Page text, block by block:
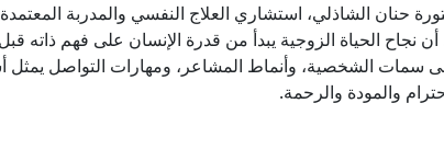
حنان الشاذلي، استشاري العلاج النفسي والمدربة
أن نجاح الحياة الزوجية يبدأ من قدرة الإنسان على فهم
سمات الشخصية، وأنماط المشاعر، ومهارات التواصل يمثل
والمودة والرحمة.